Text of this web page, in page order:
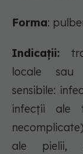
Forma:
Indicații:
locale sau
sensibile:
infecţii ale
ale pielii,